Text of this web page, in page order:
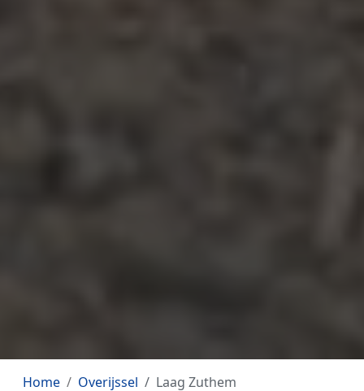
Home Overijssel Laag Zuthem